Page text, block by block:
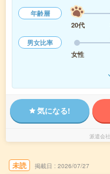
年齢層
20代
男女比率
女性
気になる!
派遣会社
未読 掲載日 2026/07/27